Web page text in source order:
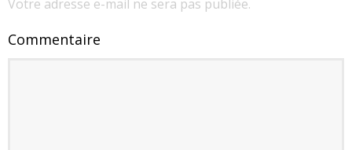
Votre adresse e-mail ne sera pas publiée.
Commentaire